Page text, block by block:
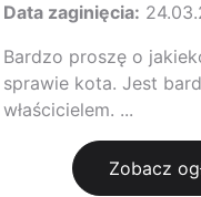
Data zaginięcia:
Bardzo proszę o
sprawie kota. Jest
właścicielem. ...
Zobacz